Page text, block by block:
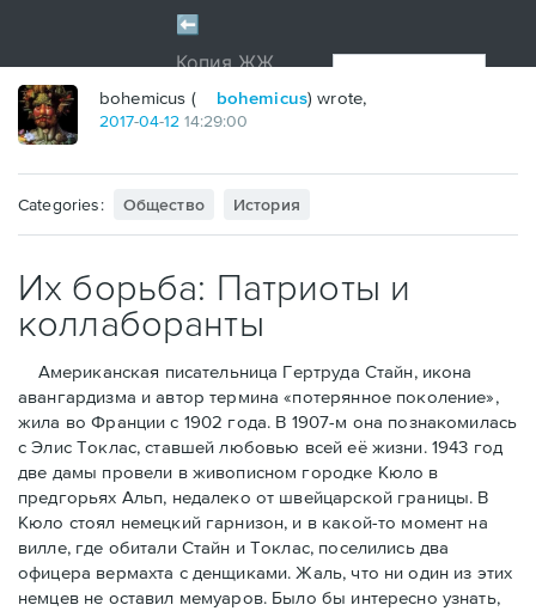
bohemicus ( bohemicus) wrote,
2017-04-12 14:29:00
Categories: Общество История
Их борьба: Патриоты и
коллаборанты
Американская писательница Гертруда Стайн, икона
авангардизма и автор термина «потерянное поколение»,
жила во Франции с 1902 года. В 1907-м она познакомилась
с Элис Токлас, ставшей любовью всей её жизни. 1943 год
две дамы провели в живописном городке Кюло в
предгорьях Альп, недалеко от швейцарской границы. В
Кюло стоял немецкий гарнизон, и в какой-то момент на
вилле, где обитали Стайн и Токлас, поселились два
офицера вермахта с денщиками. Жаль, что ни один из этих
немцев не оставил мемуаров. Было бы интересно узнать,